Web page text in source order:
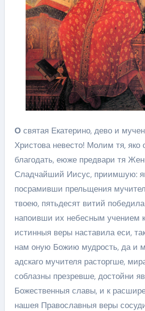
Освятая Екатерино, дево и
Христова невесто! Молим тя, яко
благодать, еюже предвари тя
Сладчайший Иисус, приимшую:
посрамивши прельщения
твоею, пятьдесят витий
напоивши их небесным учением
истинныя веры наставила еси,
нам оную Божию мудрость, да и
адскаго мучителя расторгше,
соблазны презревше, достойни
Божественныя славы, и к
нашея Православныя веры